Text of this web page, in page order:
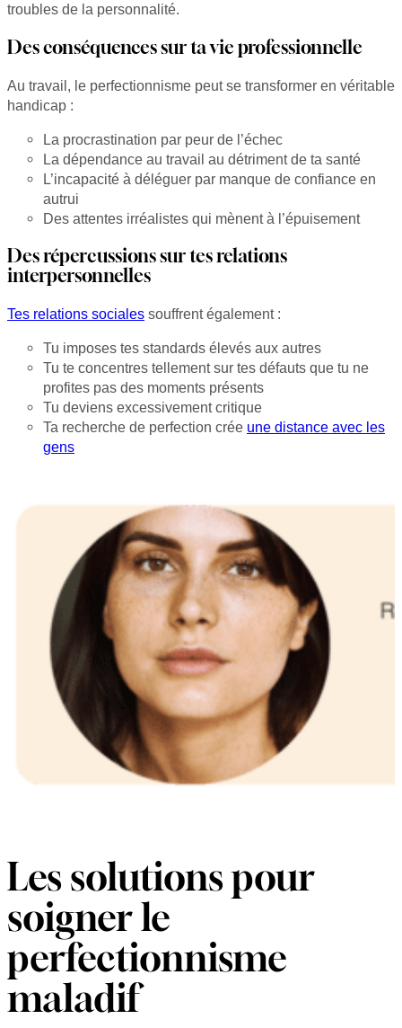
troubles de la personnalité.
Des conséquences sur ta vie professionnelle
Au travail, le perfectionnisme peut se transformer en véritable
handicap :
La procrastination par peur de l’échec
La dépendance au travail au détriment de ta santé
L’incapacité à déléguer par manque de confiance en
autrui
Des attentes irréalistes qui mènent à l’épuisement
Des répercussions sur tes relations
interpersonnelles
Tes relations sociales souffrent également :
Tu imposes tes standards élevés aux autres
Tu te concentres tellement sur tes défauts que tu ne
profites pas des moments présents
Tu deviens excessivement critique
Ta recherche de perfection crée une distance avec les
gens
Les solutions pour
soigner le
perfectionnisme
maladif